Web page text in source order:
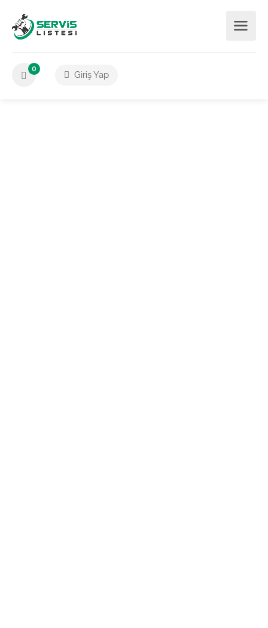
0
Giriş Yap